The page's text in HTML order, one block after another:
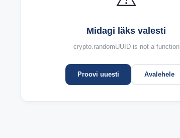
Midagi läks valesti
crypto.randomUUID is not a function
Proovi uuesti Avalehele